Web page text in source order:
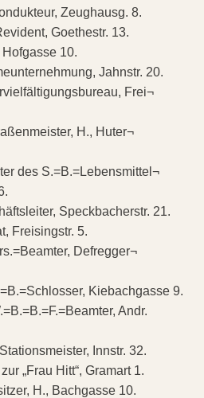
Zeughausg. 8.
Goethestr. 13.
10.
Jahnstr. 20.
Frei¬
H., Huter¬
des S.=B.=Lebensmittel¬
Speckbacherstr. 21.
Freisingstr. 5.
Defregger¬
Kiebachgasse 9.
Andr.
Innstr. 32.
„Frau Hitt“, Gramart 1.
H., Bachgasse 10.